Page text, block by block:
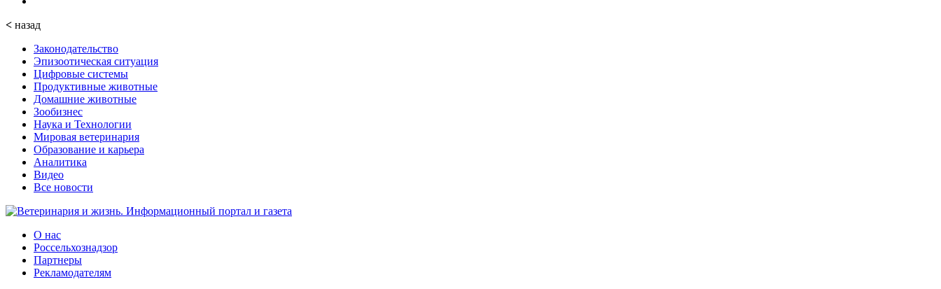
< назад
Законодательство
Эпизоотическая ситуация
Цифровые системы
Продуктивные животные
Домашние животные
Зообизнес
Наука и Технологии
Мировая ветеринария
Образование и карьера
Аналитика
Видео
Все новости
О нас
Россельхознадзор
Партнеры
Рекламодателям